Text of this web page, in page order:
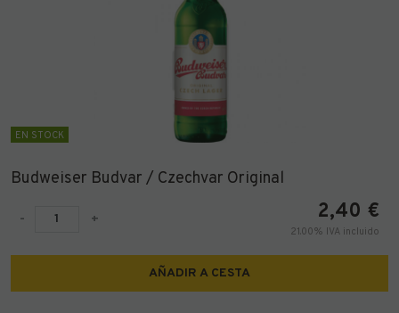
EN STOCK
Budweiser Budvar / Czechvar Original
2,40 €
21.00% IVA incluido
- +
AÑADIR A CESTA